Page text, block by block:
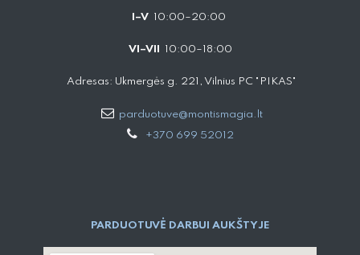
I–V 10:00–20:00
VI–VII 10:00–18:00
Adresas: Ukmergės g. 221, Vilnius PC "PIKAS"
parduotuve@montismagia.lt
+370 699 52012
PARDUOTUVĖ DARBUI AUKŠTYJE